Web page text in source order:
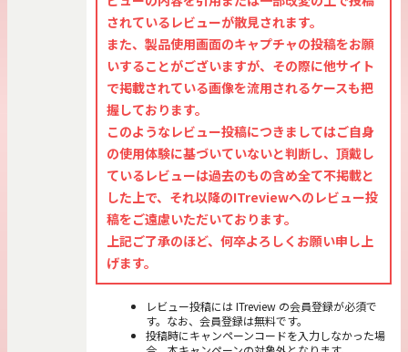
されているレビューが散見されます。
また、製品使用画面のキャプチャの投稿をお願
いすることがございますが、その際に他サイト
で掲載されている画像を流用されるケースも把
握しております。
このようなレビュー投稿につきましてはご自身
の使用体験に基づいていないと判断し、頂戴し
ているレビューは過去のもの含め全て不掲載と
した上で、それ以降のITreviewへのレビュー投
稿をご遠慮いただいております。
上記ご了承のほど、何卒よろしくお願い申し上
げます。
レビュー投稿には ITreview の会員登録が必須で
す。なお、会員登録は無料です。
投稿時にキャンペーンコードを入力しなかった場